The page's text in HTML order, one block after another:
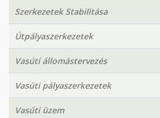
Szerkezetek Stabilitása
Útpályaszerkezetek
Vasúti állomástervezés
Vasúti pályaszerkezetek
Vasúti üzem